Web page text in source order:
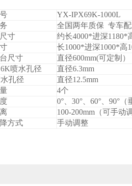
YX-IPX69K-1000L
全国两年质保 专车
寸 约长4000*进深1180*
长1000*进深1000*高
尺寸
直径600mm(可定制）
喷水孔径
直径6.3mm
孔径
直径12.5mm
4个
0°、30°、60°、90°（
100-200mm（可手动
方式 手动调整